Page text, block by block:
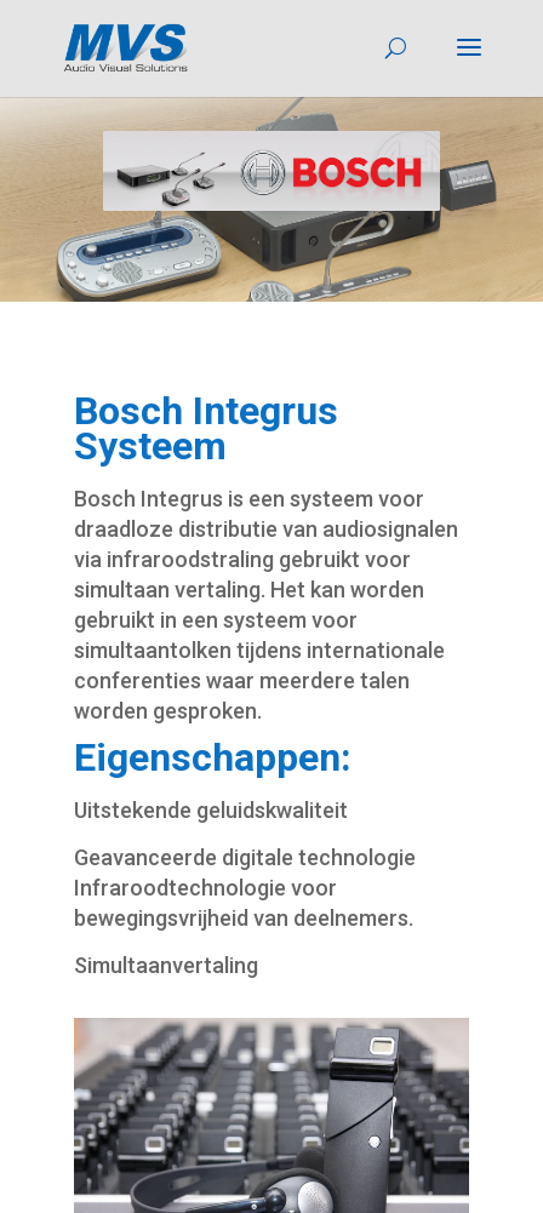
Bosch Integrus
Systeem
Bosch Integrus is een systeem voor
draadloze distributie van audiosignalen
via infraroodstraling gebruikt voor
simultaan vertaling. Het kan worden
gebruikt in een systeem voor
simultaantolken tijdens internationale
conferenties waar meerdere talen
worden gesproken.
Eigenschappen:
Uitstekende geluidskwaliteit
Geavanceerde digitale technologie
Infraroodtechnologie voor
bewegingsvrijheid van deelnemers.
Simultaanvertaling